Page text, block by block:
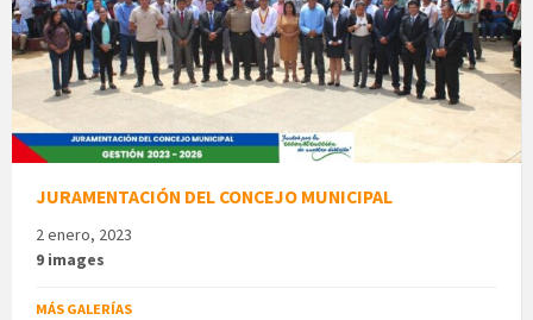
JURAMENTACIÓN DEL CONCEJO MUNICIPAL
2 enero, 2023
9 images
MÁS GALERÍAS